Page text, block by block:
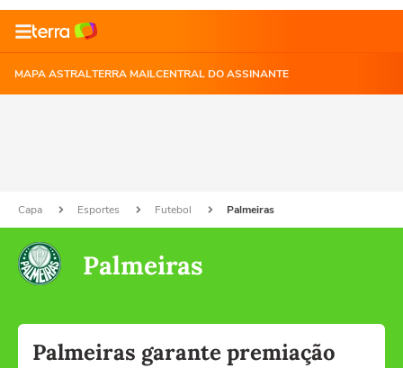
MAPA ASTRALTERRA MAILCENTRAL DO ASSINANTE
Capa Esportes Futebol Palmeiras
Palmeiras
Palmeiras garante premiação